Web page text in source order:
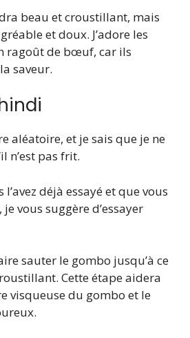
beau et croustillant, mais
et doux. J’adore les
ragoût de bœuf, car ils
saveur.
aléatoire, et je sais que je ne
n’est pas frit.
déjà essayé et que vous
vous suggère d’essayer
sauter le gombo jusqu’à ce
Cette étape aidera
visqueuse du gombo et le